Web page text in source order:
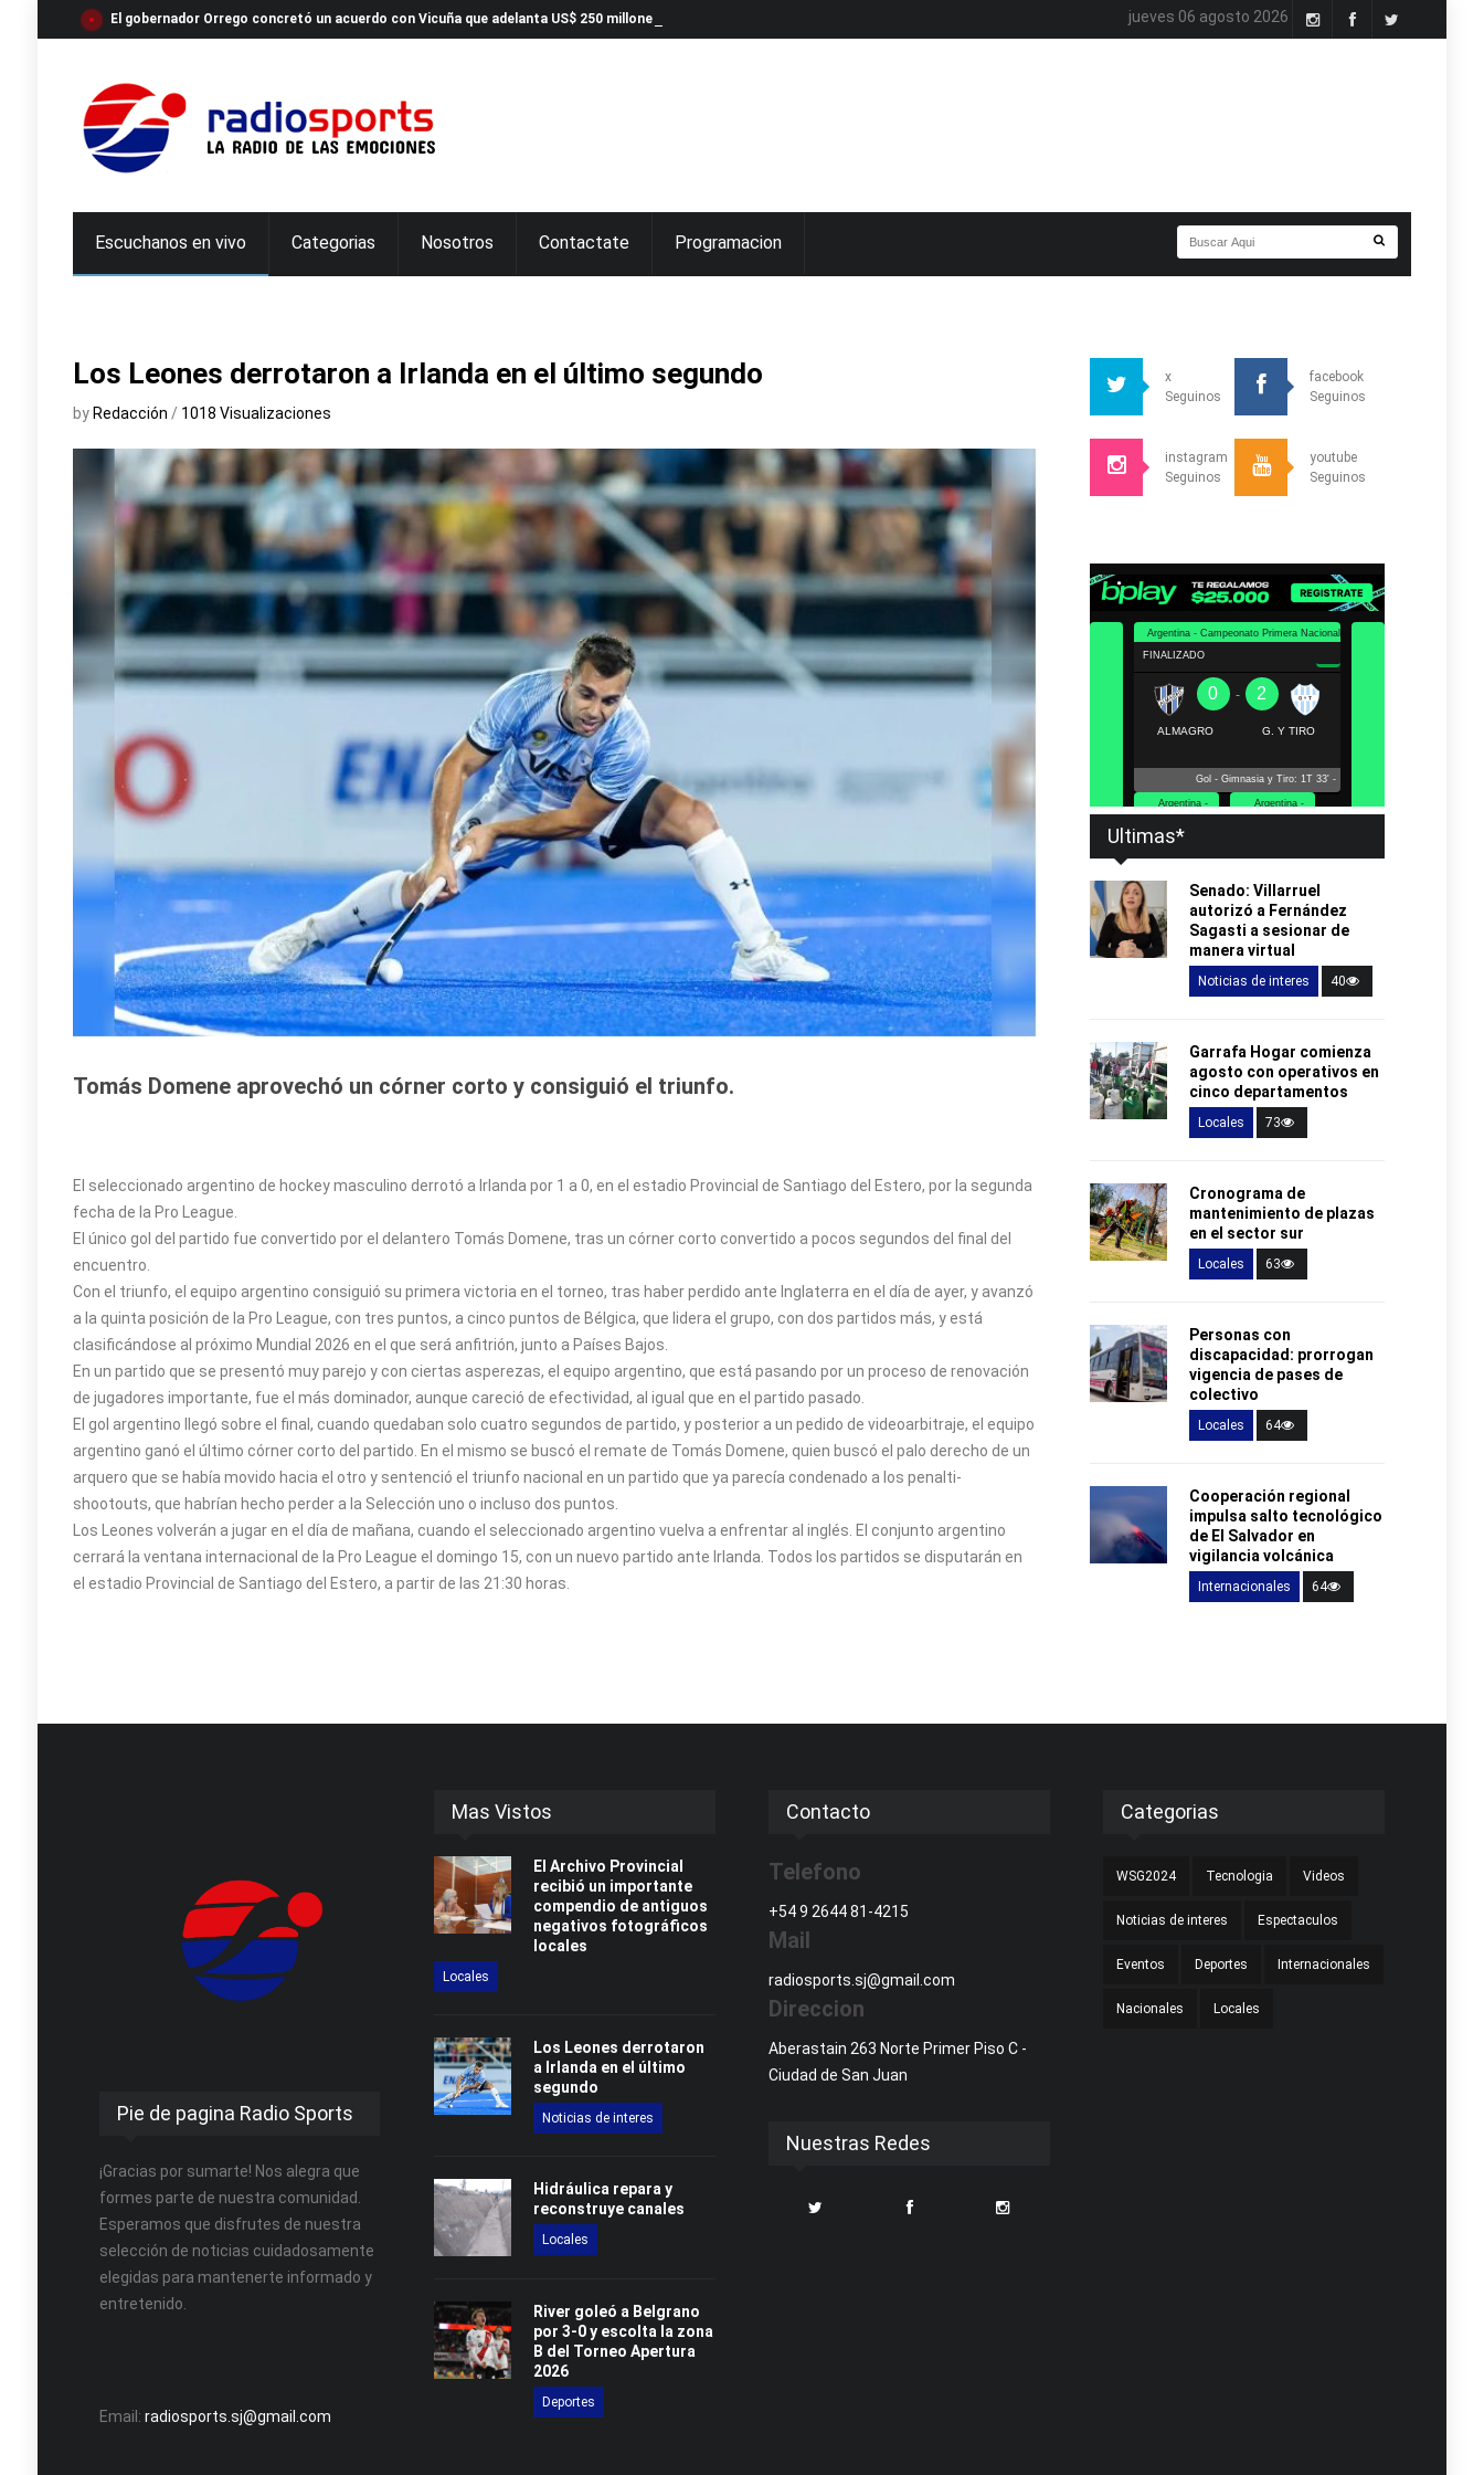
El gobernador Orrego concretó un acuerdo con Vicuña que adelanta US$ 250 millones para infraestructura jueves 06 agosto 2026
Escuchanos en vivo Categorias Nosotros Contactate Programacion
Los Leones derrotaron a Irlanda en el último segundo
by Redacción / 1018 Visualizaciones
Tomás Domene aprovechó un córner corto y consiguió el triunfo.
El seleccionado argentino de hockey masculino derrotó a Irlanda por 1 a 0, en el estadio Provincial de Santiago del Estero, por la segunda
fecha de la Pro League.
El único gol del partido fue convertido por el delantero Tomás Domene, tras un córner corto convertido a pocos segundos del final del
encuentro.
Con el triunfo, el equipo argentino consiguió su primera victoria en el torneo, tras haber perdido ante Inglaterra en el día de ayer, y avanzó
a la quinta posición de la Pro League, con tres puntos, a cinco puntos de Bélgica, que lidera el grupo, con dos partidos más, y está
clasificándose al próximo Mundial 2026 en el que será anfitrión, junto a Países Bajos.
En un partido que se presentó muy parejo y con ciertas asperezas, el equipo argentino, que está pasando por un proceso de renovación
de jugadores importante, fue el más dominador, aunque careció de efectividad, al igual que en el partido pasado.
El gol argentino llegó sobre el final, cuando quedaban solo cuatro segundos de partido, y posterior a un pedido de videoarbitraje, el equipo
argentino ganó el último córner corto del partido. En el mismo se buscó el remate de Tomás Domene, quien buscó el palo derecho de un
arquero que se había movido hacia el otro y sentenció el triunfo nacional en un partido que ya parecía condenado a los penalti-
shootouts, que habrían hecho perder a la Selección uno o incluso dos puntos.
Los Leones volverán a jugar en el día de mañana, cuando el seleccionado argentino vuelva a enfrentar al inglés. El conjunto argentino
cerrará la ventana internacional de la Pro League el domingo 15, con un nuevo partido ante Irlanda. Todos los partidos se disputarán en
el estadio Provincial de Santiago del Estero, a partir de las 21:30 horas.
x
Seguinos
facebook
Seguinos
instagram
Seguinos
youtube
Seguinos
Ultimas*
Senado: Villarruel
autorizó a Fernández
Sagasti a sesionar de
manera virtual
Noticias de interes 40
Garrafa Hogar comienza
agosto con operativos en
cinco departamentos
Locales 73
Cronograma de
mantenimiento de plazas
en el sector sur
Locales 63
Personas con
discapacidad: prorrogan
vigencia de pases de
colectivo
Locales 64
Cooperación regional
impulsa salto tecnológico
de El Salvador en
vigilancia volcánica
Internacionales 64
Pie de pagina Radio Sports
¡Gracias por sumarte! Nos alegra que
formes parte de nuestra comunidad.
Esperamos que disfrutes de nuestra
selección de noticias cuidadosamente
elegidas para mantenerte informado y
entretenido.
Email: radiosports.sj@gmail.com
Mas Vistos
El Archivo Provincial
recibió un importante
compendio de antiguos
negativos fotográficos
locales
Locales
Los Leones derrotaron
a Irlanda en el último
segundo
Noticias de interes
Hidráulica repara y
reconstruye canales
Locales
River goleó a Belgrano
por 3-0 y escolta la zona
B del Torneo Apertura
2026
Deportes
Contacto
Telefono
+54 9 2644 81-4215
Mail
radiosports.sj@gmail.com
Direccion
Aberastain 263 Norte Primer Piso C -
Ciudad de San Juan
Nuestras Redes
Categorias
WSG2024 Tecnologia Videos
Noticias de interes Espectaculos
Eventos Deportes Internacionales
Nacionales Locales